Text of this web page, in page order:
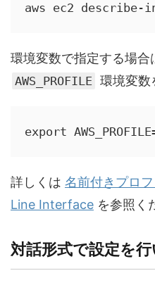
aws ec2
環境変数で指定する場
AWS_PROFILE 環境変数
export
詳しくは 名前付きプロ
Line Interface を参照く
対話形式で設定を